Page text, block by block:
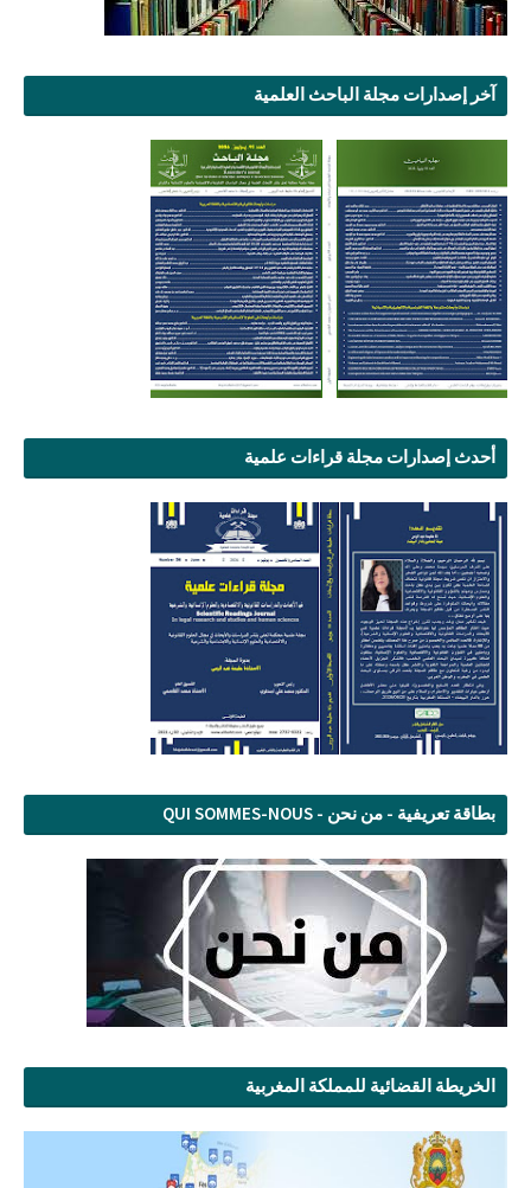
آخر إصدارات مجلة الباحث العلمية
أحدث إصدارات مجلة قراءات علمية
بطاقة تعريفية - من نحن - QUI SOMMES-NOUS
الخريطة القضائية للمملكة المغربية